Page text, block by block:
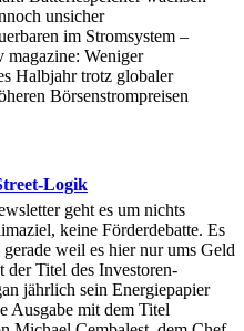
unsicher
im Stromsystem –
magazine: Weniger
Halbjahr trotz globaler
Börsenstrompreisen
Logik
geht es um nichts
keine Förderdebatte. Es
weil es hier nur ums Geld
der Titel des Investoren-
jährlich sein Energiepapier
Ausgabe mit dem Titel